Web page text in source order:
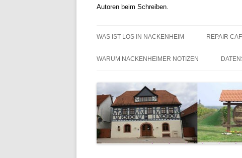
Autoren beim Schreiben.
WAS IST LOS IN NACKENHEIM REPAIR
WARUM NACKENHEIMER NOTIZEN